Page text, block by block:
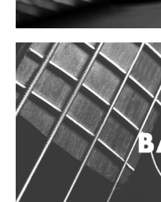
Redoblantes
Bombos
Kalimba
Xilófonos y liras
Campanas, lluvias y platillos
Herrajes y soportes
Cueros
Accesorios